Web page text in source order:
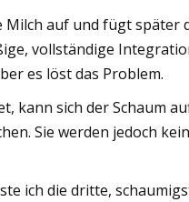
auf und fügt später
vollständige
es löst das Problem.
kann sich der Schaum
Sie werden jedoch
ich die dritte,